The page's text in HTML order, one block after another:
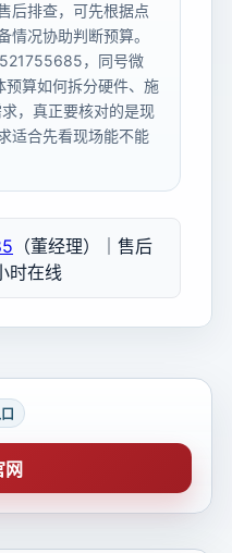
后排查，可先根据点
情况协助判断预算。
，同号微
预算如何拆分硬件、施
，真正要核对的是现
适合先看现场能不能
（董经理）｜售后
时在线